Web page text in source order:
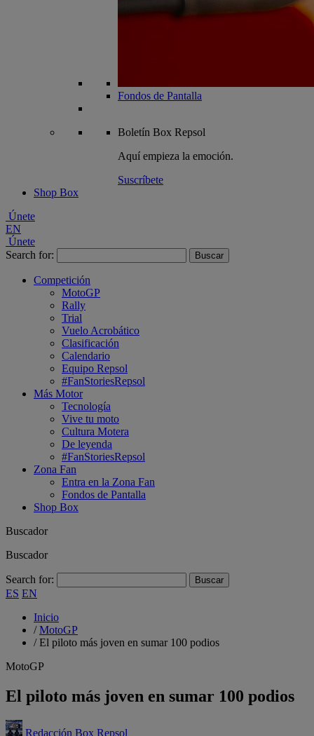
Fondos de Pantalla
Boletín Box Repsol
Aquí empieza la emoción.
Suscríbete
Shop Box
Únete
EN
Únete
Search for:
Competición
MotoGP
Rally
Trial
Vuelo Acrobático
Clasificación
Calendario
Equipo Repsol
#FanStoriesRepsol
Más Motor
Tecnología
Vive tu moto
Cultura Motera
De leyenda
#FanStoriesRepsol
Zona Fan
Entra en la Zona Fan
Fondos de Pantalla
Shop Box
Buscador
Buscador
Search for:
ES EN
Inicio
/MotoGP
/El piloto más joven en sumar 100 podios
MotoGP
El piloto más joven en sumar 100 podios
Redacción Box Repsol